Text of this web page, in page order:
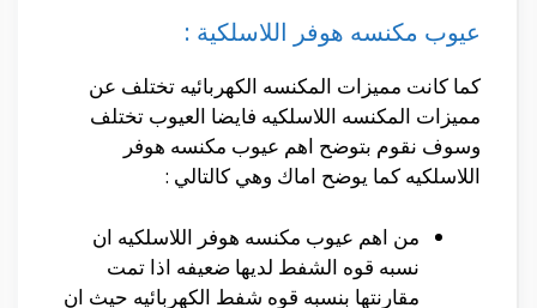
عيوب مكنسه هوفر اللاسلكية :
كما كانت مميزات المكنسه الكهربائيه تختلف عن
مميزات المكنسه اللاسلكيه فايضا العيوب تختلف
وسوف نقوم بتوضح اهم عيوب مكنسه هوفر
اللاسلكيه كما يوضح اماك وهي كالتالي :
من اهم عيوب مكنسه هوفر اللاسلكيه ان
نسبه قوه الشفط لديها ضعيفه اذا تمت
مقارنتها بنسبه قوه شفط الكهربائيه حيث ان